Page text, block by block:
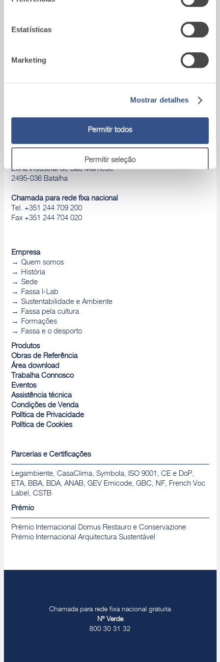
Estatísticas
Marketing
Mostrar detalhes
Permitir todos
Permitir seleção
Zona Industrial de São Mamede
2495-036 Batalha
Chamada para rede fixa nacional
Tel. +351 244 709 200
Fax +351 244 704 020
Empresa
Quem somos
História
Sede
Fassa I-Lab
Sustentabilidade e Ambiente
Fassa pela cultura
Formações
Fassa e o desporto
Produtos
Obras de Referência
Área download
Trabalha Connosco
Eventos
Assistência técnica
Condições de Venda
Política de Privacidade
Política de Cookies
Parcerias e Certificações
Legambiente, CasaClima, Symbola, ISO 9001, CE e DoP,
ETA, BBA, BDA, ANAB, GEV Emicode, GBC, NF, French Voc
Label, CSTB
Prémio
Prémio Internacional Domus Restauro e Conservazione
Prémio Internacional Arquitectura Sustentável
Chamada para rede fixa nacional gratuita
Nº Verde
800 30 31 32